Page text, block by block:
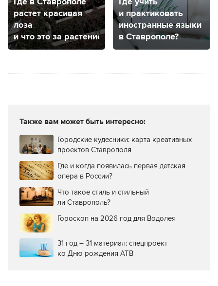
растет красивая
лоза
и что это за растение?
и практиковать
иностранные языки
в Ставрополе?
Также вам может быть интересно:
Городские кудесники: карта креативных
проектов Ставрополя
Где и когда появилась первая детская
опера в России?
Что такое стиль и стильный
ли Ставрополь?
Гороскоп на 2026 год для Водолея
31 год – 31 материал: спецпроект
ко Дню рождения АТВ